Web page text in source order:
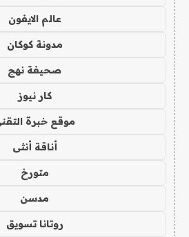
عالم الايفون
مدونة كوكان
صحيفة نهج
كار نيوز
موقع خبرة
أناقة أنثى
متورخ
مدسن
روتانا تسويق